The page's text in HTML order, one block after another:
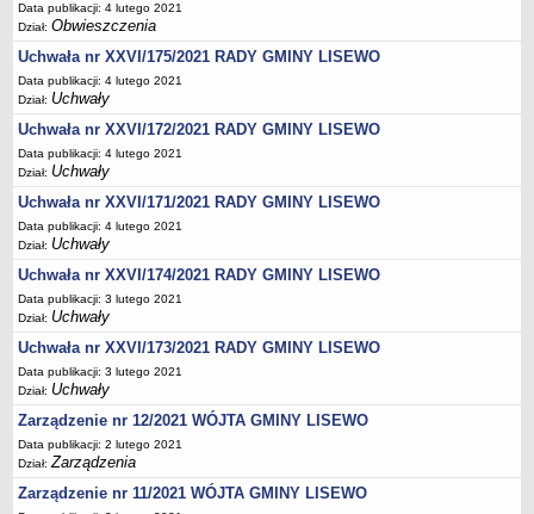
Gospodarka komunalna
Odpady komunalne
Wpis do RDR w zakresie odbioru odpadów komunalnych
Zezwolenie na odbiór nieczystości płynnych
Zbiorniki bezodpływowe oraz przydomowe oczyszczalnie ścieków
Podziały i rozgraniczenia
Zwrot podatku akcyzowego
Drogi i komunikacja
Zagospodarowanie przestrzenne
Pomoc materialna dla uczniów
Dofinansowanie pracodawcom kosztów kształcenia młodocianych
pracowników
Wynajem nieruchomości pod imprezy rozrywkowe
Utylizacja wyrobów azbestowych
Zarządzanie kryzysowe
PETYCJE
Bieżące
Data publikacji: 4 lutego 2021
Dział:Obwieszczenia
Uchwała nr XXVI/175/2021 RADY GMINY LISEWO
Data publikacji: 4 lutego 2021
Dział: Uchwały
Uchwała nr XXVI/172/2021 RADY GMINY LISEWO
Data publikacji: 4 lutego 2021
Dział: Uchwały
Uchwała nr XXVI/171/2021 RADY GMINY LISEWO
Data publikacji: 4 lutego 2021
Dział: Uchwały
Uchwała nr XXVI/174/2021 RADY GMINY LISEWO
Data publikacji: 3 lutego 2021
Dział: Uchwały
Uchwała nr XXVI/173/2021 RADY GMINY LISEWO
Data publikacji: 3 lutego 2021
Dział: Uchwały
Zarządzenie nr 12/2021 WÓJTA GMINY LISEWO
Data publikacji: 2 lutego 2021
Dział:Zarządzenia
Zarządzenie nr 11/2021 WÓJTA GMINY LISEWO